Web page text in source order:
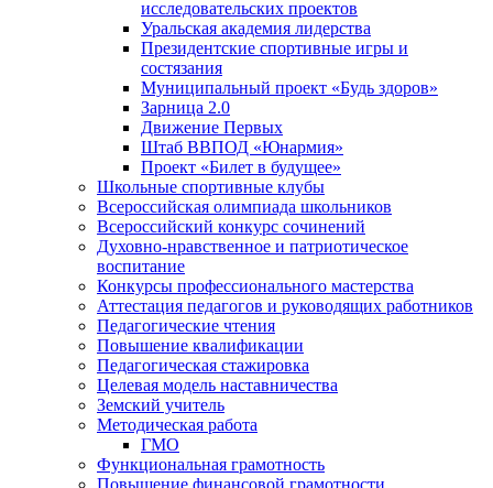
исследовательских проектов
Уральская академия лидерства
Президентские спортивные игры и
состязания
Муниципальный проект «Будь здоров»
Зарница 2.0
Движение Первых
Штаб ВВПОД «Юнармия»
Проект «Билет в будущее»
Школьные спортивные клубы
Всероссийская олимпиада школьников
Всероссийский конкурс сочинений
Духовно-нравственное и патриотическое
воспитание
Конкурсы профессионального мастерства
Аттестация педагогов и руководящих работников
Педагогические чтения
Повышение квалификации
Педагогическая стажировка
Целевая модель наставничества
Земский учитель
Методическая работа
ГМО
Функциональная грамотность
Повышение финансовой грамотности